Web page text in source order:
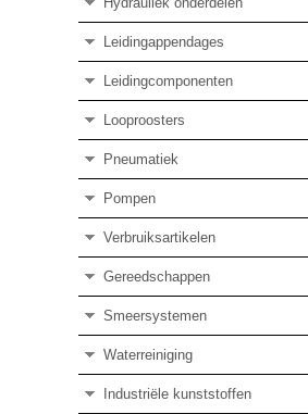
Leidingappendages
Leidingcomponenten
Looproosters
Pneumatiek
Pompen
Verbruiksartikelen
Gereedschappen
Smeersystemen
Waterreiniging
Industriële kunststoffen